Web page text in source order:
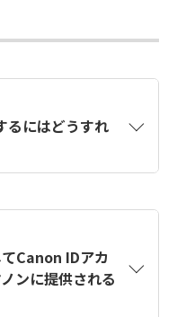
るにはどうすれ
メラ】Canon IDとは
方法は？をご確認く
Canon IDアカ
ンに提供される